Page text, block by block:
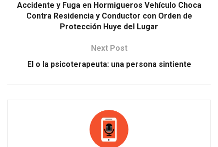
Accidente y Fuga en Hormigueros Vehículo Choca
Contra Residencia y Conductor con Orden de
Protección Huye del Lugar
Next Post
El o la psicoterapeuta: una persona sintiente